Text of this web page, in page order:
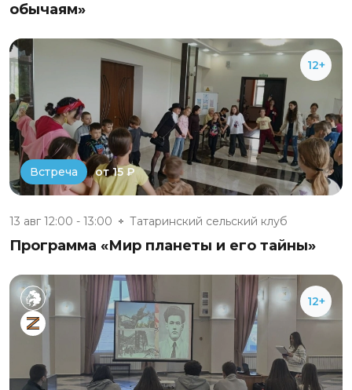
обычаям»
12+
Встреча от 15 ₽
13 авг 12:00 - 13:00 Татаринский сельский клуб
Программа «Мир планеты и его тайны»
12+